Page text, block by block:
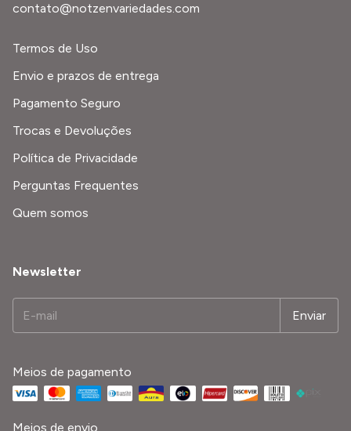
contato@notzenvariedades.com
Termos de Uso
Envio e prazos de entrega
Pagamento Seguro
Trocas e Devoluções
Política de Privacidade
Perguntas Frequentes
Quem somos
Newsletter
Meios de pagamento
Meios de envio